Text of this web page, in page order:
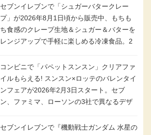
アメリカンドッグが税抜き69円!
セブンイレブンで「シュガーバタークレー
プ」が2026年8月1日頃から販売中、もちも
ち食感のクレープ生地＆シュガー＆バターを
レンジアップで手軽に楽しめる冷凍食品。2
コンビニで「パペットスンスン」クリアファ
イルもらえる! スンスン×ロッテのバレンタイ
ンフェアが2026年2月3日スタート。セブ
ン、ファミマ、ローソンの3社で異なるデザ
セブンイレブンで『機動戦士ガンダム 水星の